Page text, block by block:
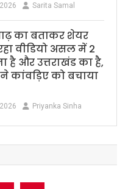
Sarita Samal
का बताकर शेयर
वीडियो असल में 2
है और उत्तराखंड का है,
ने कांवड़िए को बचाया
Priyanka Sinha